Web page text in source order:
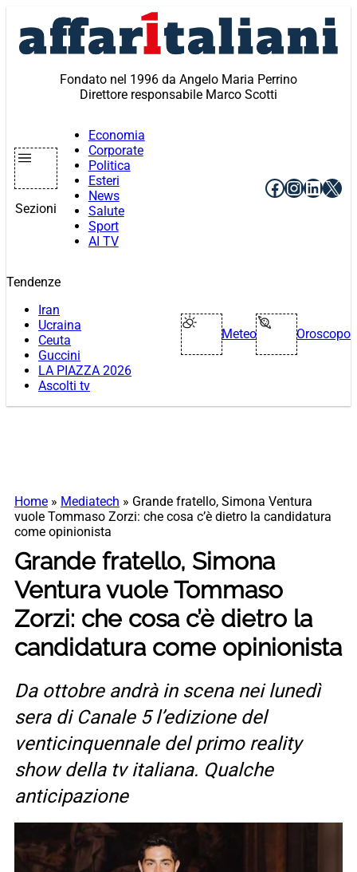
contenuto
Fondato nel 1996 da Angelo Maria Perrino
Direttore responsabile Marco Scotti
Sezioni
Economia
Corporate
Politica
Esteri
News
Salute
Sport
AI TV
Facebook
X
Tendenze
Iran
Ucraina
Ceuta
Guccini
LA PIAZZA 2026
Ascolti tv
Meteo Oroscopo
Home » Mediatech » Grande fratello, Simona Ventura
vuole Tommaso Zorzi: che cosa c’è dietro la candidatura
come opinionista
Grande fratello, Simona
Ventura vuole Tommaso
Zorzi: che cosa c’è dietro la
candidatura come opinionista
Da ottobre andrà in scena nei lunedì
sera di Canale 5 l’edizione del
venticinquennale del primo reality
show della tv italiana. Qualche
anticipazione